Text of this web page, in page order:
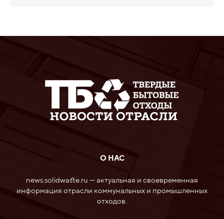
О НАС
news.solidwaste.ru — актуальная и своевременная
информация отрасли коммунальных и промышленных
отходов.